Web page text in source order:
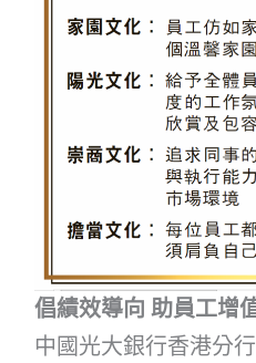
倡績效導向 助員工增
中國光大銀行香港分